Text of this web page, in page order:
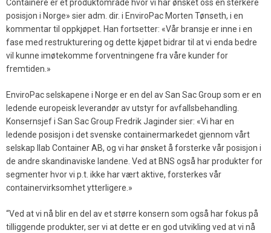
Containere er et produktområde hvor vi har ønsket oss en sterkere
posisjon i Norge» sier adm. dir. i EnviroPac Morten Tønseth, i en
kommentar til oppkjøpet. Han fortsetter: «Vår bransje er inne i en
fase med restrukturering og dette kjøpet bidrar til at vi enda bedre
vil kunne imøtekomme forventningene fra våre kunder for
fremtiden.»
EnviroPac selskapene i Norge er en del av San Sac Group som er en
ledende europeisk leverandør av utstyr for avfallsbehandling.
Konsernsjef i San Sac Group Fredrik Jaginder sier: «Vi har en
ledende posisjon i det svenske containermarkedet gjennom vårt
selskap Ilab Container AB, og vi har ønsket å forsterke vår posisjon i
de andre skandinaviske landene. Ved at BNS også har produkter for
segmenter hvor vi p.t. ikke har vært aktive, forsterkes vår
containervirksomhet ytterligere.»
“Ved at vi nå blir en del av et større konsern som også har fokus på
tilliggende produkter, ser vi at dette er en god utvikling ved at vi nå